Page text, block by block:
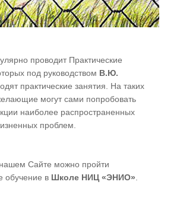
проводит Практические
под руководством В.Ю.
практические занятия. На таких
могут сами попробовать
наиболее распространенных
проблем.
Сайте можно пройти
обучение в Школе НИЦ «ЭНИО»